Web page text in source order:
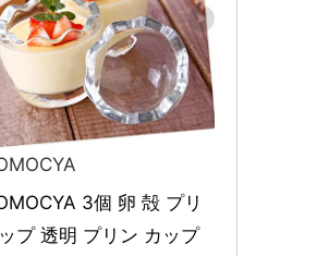
3個 卵 殻 プリ
プ 透明 プリン カップ